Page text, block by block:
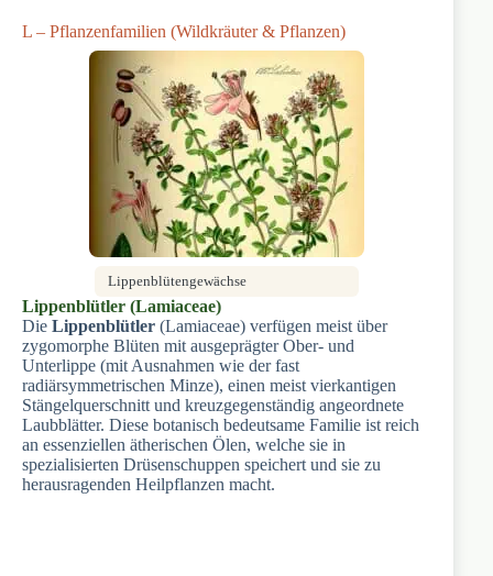
L – Pflanzenfamilien (Wildkräuter & Pflanzen)
Lippenblütengewächse
Lippenblütler (Lamiaceae)
Die Lippenblütler (Lamiaceae) verfügen meist über
zygomorphe Blüten mit ausgeprägter Ober- und
Unterlippe (mit Ausnahmen wie der fast
radiärsymmetrischen Minze), einen meist vierkantigen
Stängelquerschnitt und kreuzgegenständig angeordnete
Laubblätter. Diese botanisch bedeutsame Familie ist reich
an essenziellen ätherischen Ölen, welche sie in
spezialisierten Drüsenschuppen speichert und sie zu
herausragenden Heilpflanzen macht.